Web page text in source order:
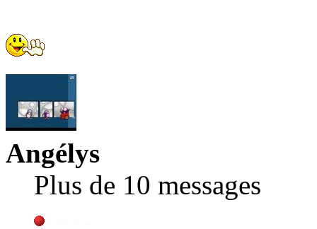
Angélys
Plus de 10 messages